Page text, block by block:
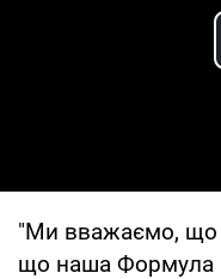
"Ми вважаємо, що
що наша Формула